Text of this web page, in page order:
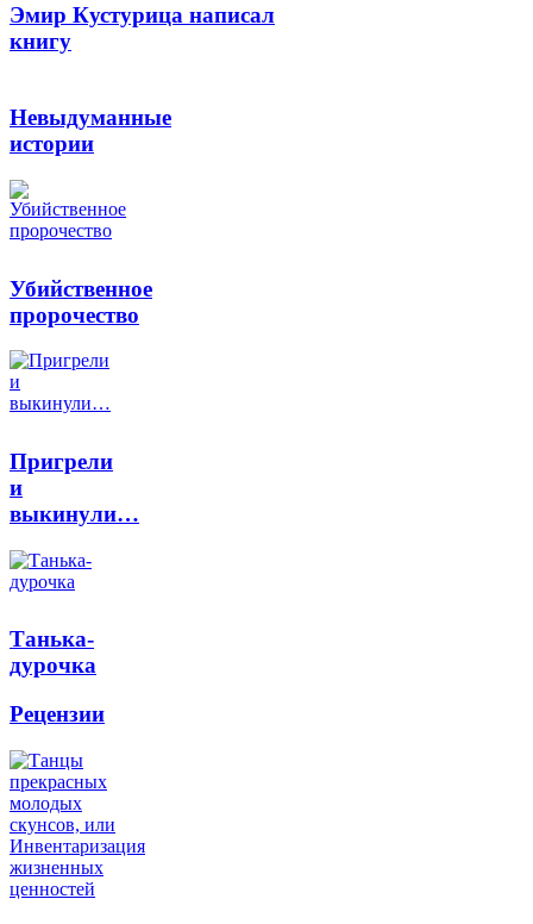
Эмир Кустурица написал
книгу
Невыдуманные
истории
Убийственное
пророчество
Пригрели
и
выкинули…
Танька-
дурочка
Рецензии